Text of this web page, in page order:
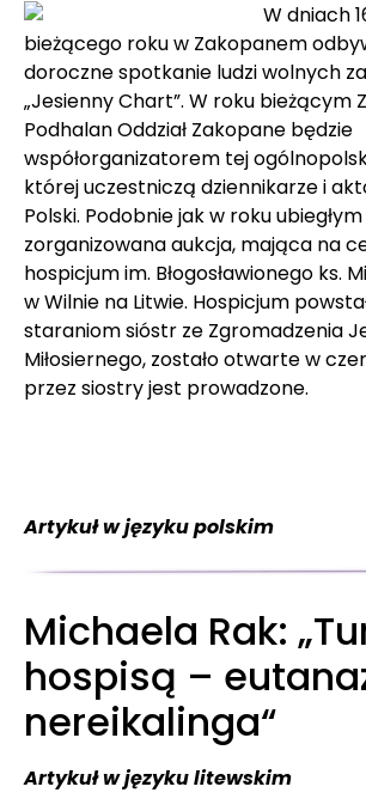
W dniach
bieżącego roku w Zakopanem
doroczne spotkanie ludzi wolnych
„Jesienny Chart”. W roku bieżącym
Podhalan Oddział Zakopane będzie
współorganizatorem tej
której uczestniczą dziennikarze i
Polski. Podobnie jak w roku
zorganizowana aukcja, mająca na
hospicjum im. Błogosławionego ks.
w Wilnie na Litwie. Hospicjum
staraniom sióstr ze Zgromadzenia
Miłosiernego, zostało otwarte w
przez siostry jest prowadzone.
Artykuł w języku polskim
Michaela Rak:
hospisą –
nereikalinga“
Artykuł w języku litewskim